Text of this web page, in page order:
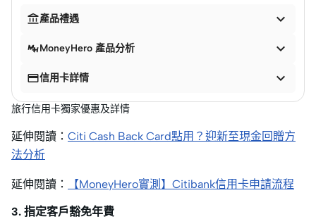
產品禮遇 
MoneyHero 產品分析 
信用卡詳情 
旅行信用卡獨家優惠及詳情
延伸閱讀： Citi Cash Back Card點用？迎新至現金回贈方
法分析
延伸閱讀： 【MoneyHero實測】Citibank信用卡申請流程
3. 指定客戶豁免年費